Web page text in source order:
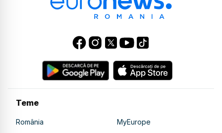
Teme
România
MyEurope